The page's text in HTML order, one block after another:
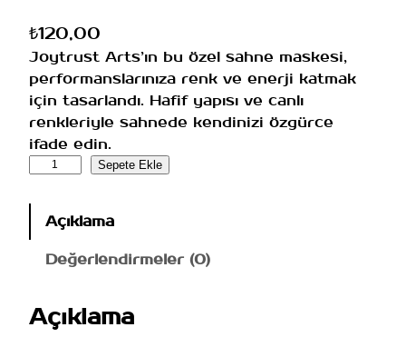
₺120,00
Joytrust Arts’ın bu özel sahne maskesi,
performanslarınıza renk ve enerji katmak
için tasarlandı. Hafif yapısı ve canlı
renkleriyle sahnede kendinizi özgürce
ifade edin.
h
s
Sepete Ekle
Açıklama
Değerlendirmeler (0)
Açıklama